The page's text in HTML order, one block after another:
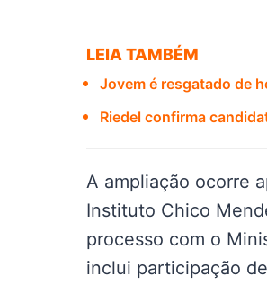
LEIA TAMBÉM
Jovem é resgatado de
Riedel confirma
A ampliação ocorre
Instituto Chico
processo com o
inclui participação